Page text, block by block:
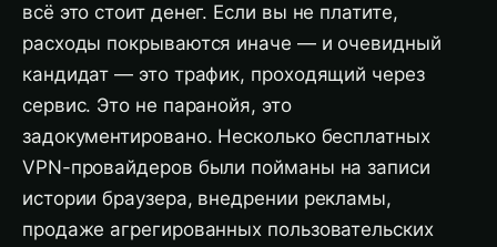
всё это стоит денег. Если вы не платите,
расходы покрываются иначе — и очевидный
кандидат — это трафик, проходящий через
сервис. Это не паранойя, это
задокументировано. Несколько бесплатных
VPN-провайдеров были пойманы на записи
истории браузера, внедрении рекламы,
продаже агрегированных пользовательских